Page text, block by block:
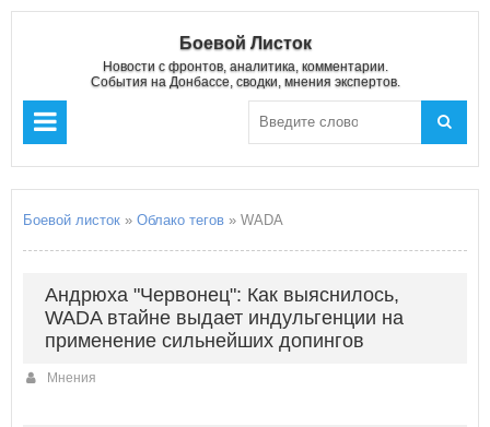
Боевой Листок
Новости с фронтов, аналитика, комментарии.
События на Донбассе, сводки, мнения экспертов.
Боевой листок » Облако тегов » WADA
Андрюха "Червонец": Как выяснилось,
WADA втайне выдает индульгенции на
применение сильнейших допингов
Мнения